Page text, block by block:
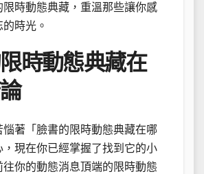
限時動態典藏，重溫那些讓你感
時光。
時動態典藏在
著「臉書的限時動態典藏在哪
，現在你已經掌握了找到它的小
你的動態消息頂端的限時動態